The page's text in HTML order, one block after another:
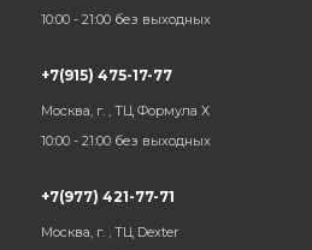
10:00 - 21:00 без выходных
+7(915) 475-17-77
Москва, г. , ТЦ Формула Х
10:00 - 21:00 без выходных
+7(977) 421-77-71
Москва, г. , ТЦ Dexter